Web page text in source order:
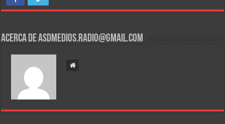
Acerca de asdmedios.radio@gmail.com